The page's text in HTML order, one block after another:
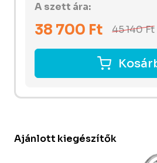
A szett ára:
38 700 Ft 45 140Ft
Ajánlott kiegészítők